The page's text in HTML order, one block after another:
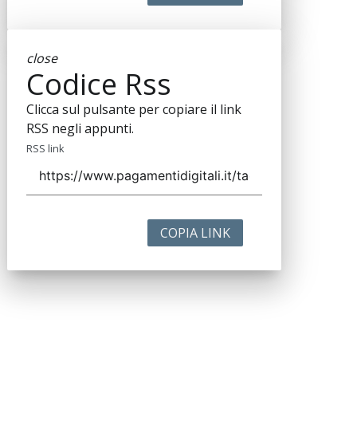
close
Codice Rss
Clicca sul pulsante per copiare il link
RSS negli appunti.
RSS link
COPIA LINK